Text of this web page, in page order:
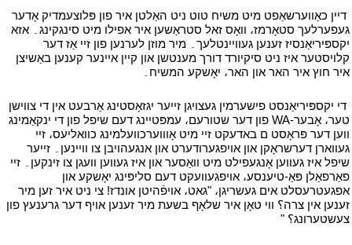
דיין כאַווערשאַפט מיט משיח טוט ניט האַלטן איר פון פּלוצעמדיק אָדער
געפערלעך סטאָרמז، וואָס זאל סטראַשען איר אפילו מיט סינגקינג۔ אזא
יקספּיריאַנסיז זענען געוויינטלעך۔ מיר מוזן לערנען פון זיי אַז דער
קלויסטער איז ניט סיקיורד דורך מענטשן און קיין איינער קענען באַשיצן
איר חוץ איר האר און האר، יאָשקע המשיח۔
די יקספּיריאַנסט פישערמין געצויגן זייער יגזאָסטינג אַרבעט אין די צווישן
פון דער שטורעם، עמפּטיינג דעם שיפל פון די ינקאַמינג WA-טער، אָבער
ווען דער פּראָסט ם באדעקט זיי מיט אָוווערכוועלמינג כוואליעס، זיי
געווארן דערשראָקן און אויפגערודערט און אנגעהויבן צו וויינען۔ זייער
שיפל איז געווען אָנגעפילט מיט וואַסער און איז געווען וועגן צו זינקען۔ זיי
פאַרפאַלן פּאַ-טיענסע، אויפגעוועקט דעם סליפּינג יאָשקע און
אפגעטרעסלט אים געשריגן، "גאט، אויפֿהיטן אונדז! צי ניט איר זען מיר
זענען אין צרה؟ ווי טאָן איר שלאָף בשעת מיר זענען אויף דער גרענעץ פון
צעשטערונג؟ "